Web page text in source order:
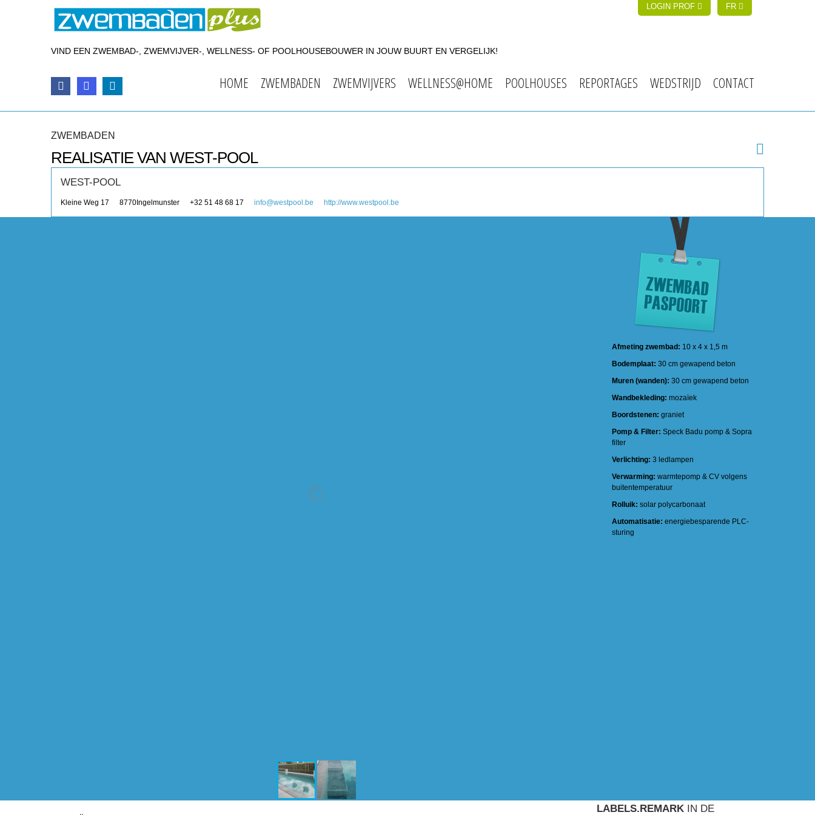
LOGIN PROF FR
VIND EEN ZWEMBAD-, ZWEMVIJVER-, WELLNESS- OF POOLHOUSEBOUWER IN JOUW BUURT EN VERGELIJK!
HOME ZWEMBADEN ZWEMVIJVERS WELLNESS@HOME POOLHOUSES REPORTAGES WEDSTRIJD CONTACT
ZWEMBADEN
REALISATIE VAN WEST-POOL
WEST-POOL
Kleine Weg 17 8770 Ingelmunster +32 51 48 68 17 info@westpool.be http://www.westpool.be
Afmeting zwembad: 10 x 4 x 1,5 m
Bodemplaat: 30 cm gewapend beton
Muren (wanden): 30 cm gewapend beton
Wandbekleding: mozaïek
Boordstenen: graniet
Pomp & Filter: Speck Badu pomp & Sopra
filter
Verlichting: 3 ledlampen
Verwarming: warmtepomp & CV volgens
buitentemperatuur
Rolluik: solar polycarbonaat
Automatisatie: energiebesparende PLC-
sturing
LABELS.REMARK IN DE